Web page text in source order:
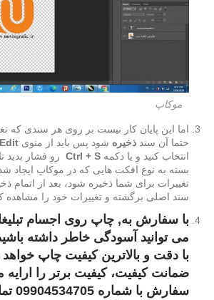
موکاپ
اما این پایان کار نیست بر روی هر سندی که
حتما آن سند ذخیره شود پس باید از منوی Edit
انتخاب کنید و یا دکمه Ctrl + S رو فشار بدید
بسته به نوع افکت هایی که در موکاپ ایجاد
تغییرات برای شما ذخیره شود، بعد از اتمام
سند اصلی برگشته و تغییرات خود را مشاهده
با سفارش به, چاپ روی اجسام
می توانید آسودگی خاطر داشته
با دقت و بالاترین کیفیت چاپ
ضمانت کیفیت، کیفیت برتر را